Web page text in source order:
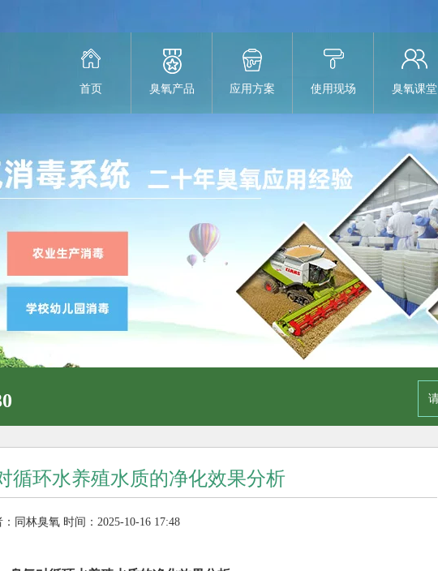
首页 臭氧产品 应用方案 使用现场 臭氧课堂
循环水养殖水质的净化效果分析
：同林臭氧 时间：2025-10-16 17:48